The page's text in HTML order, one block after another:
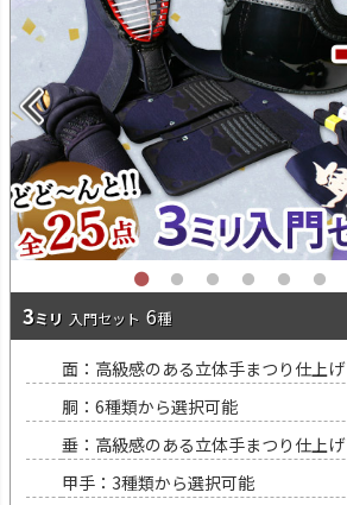
3 入門 6
面：高級感のある立体手まつり仕上げ
胴：6種類から選択可能
垂：高級感のある立体手まつり仕上げ
甲手：3種類から選択可能